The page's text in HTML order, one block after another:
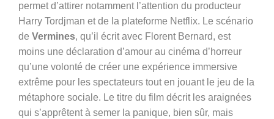
permet d’attirer notamment l’attention du producteur
Harry Tordjman et de la plateforme Netflix. Le scénario
de Vermines, qu’il écrit avec Florent Bernard, est
moins une déclaration d’amour au cinéma d’horreur
qu’une volonté de créer une expérience immersive
extrême pour les spectateurs tout en jouant le jeu de la
métaphore sociale. Le titre du film décrit les araignées
qui s’apprêtent à semer la panique, bien sûr, mais